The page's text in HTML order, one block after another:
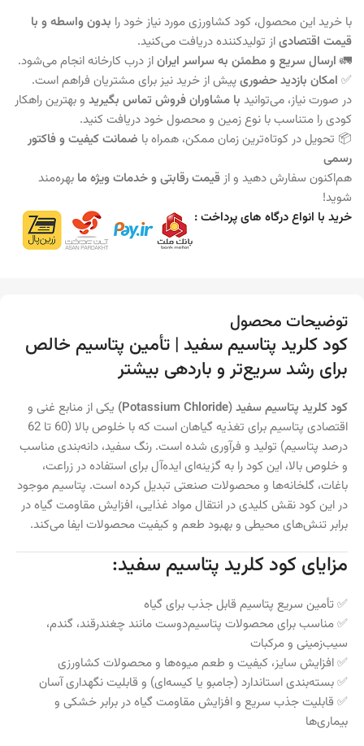
با خرید این محصول، کود کشاورزی مورد نیاز خود را بدون واسطه و با
قیمت اقتصادیاز تولیدکننده دریافت می‌کنید.
🚛 ارسال سریع و مطمئن به سراسر ایراناز درب کارخانه انجام می‌شود.
✅ امکان بازدید حضوریپیش از خرید نیز برای مشتریان فراهم است.
در صورت نیاز، می‌توانید با مشاوران فروش تماس بگیرید و بهترین راهکار
کودی را متناسب با نوع زمین و محصول خود دریافت کنید.
📦 تحویل در کوتاه‌ترین زمان ممکن، همراه با ضمانت کیفیت و فاکتور
رسمی
هم‌اکنون سفارش دهید و ازقیمت رقابتی و خدمات ویژه ما بهره‌مند
شوید!
خرید با انواع درگاه های پرداخت :
توضیحات محصول
کود کلرید پتاسیم سفید | تأمین پتاسیم خالص
برای رشد سریع‌تر و باردهی بیشتر
کود کلرید پتاسیم سفید (Potassium Chloride)
یکی از منابع غنی و
اقتصادی پتاسیم برای تغذیه گیاهان است که با خلوص بالا (60 تا 62
درصد پتاسیم) تولید و فرآوری شده است. رنگ سفید، دانه‌بندی مناسب
و خلوص بالا، این کود را به گزینه‌ای ایده‌آل برای استفاده در زراعت،
باغات، گلخانه‌ها و محصولات صنعتی تبدیل کرده است. پتاسیم موجود
در این کود نقش کلیدی در انتقال مواد غذایی، افزایش مقاومت گیاه در
برابر تنش‌های محیطی و بهبود طعم و کیفیت محصولات ایفا می‌کند.
مزایای کود کلرید پتاسیم سفید:
✅ تأمین سریع پتاسیم قابل جذب برای گیاه
✅ مناسب برای محصولات پتاسیم‌دوست مانند چغندرقند، گندم،
سیب‌زمینی و مرکبات
✅ افزایش سایز، کیفیت و طعم میوه‌ها و محصولات کشاورزی
✅ بسته‌بندی استاندارد (جامبو یا کیسه‌ای) و قابلیت نگهداری آسان
✅ قابلیت جذب سریع و افزایش مقاومت گیاه در برابر خشکی و
بیماری‌ها